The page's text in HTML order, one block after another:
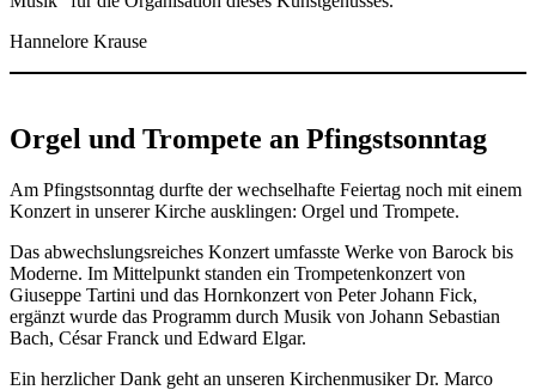
Hannelore Krause
Orgel und Trompete an Pfingstsonntag
Am Pfingstsonntag durfte der wechselhafte Feiertag noch mit einem
Konzert in unserer Kirche ausklingen: Orgel und Trompete.
Das abwechslungsreiches Konzert umfasste Werke von Barock bis
Moderne. Im Mittelpunkt standen ein Trompetenkonzert von
Giuseppe Tartini und das Hornkonzert von Peter Johann Fick,
ergänzt wurde das Programm durch Musik von Johann Sebastian
Bach, César Franck und Edward Elgar.
Ein herzlicher Dank geht an unseren Kirchenmusiker Dr. Marco